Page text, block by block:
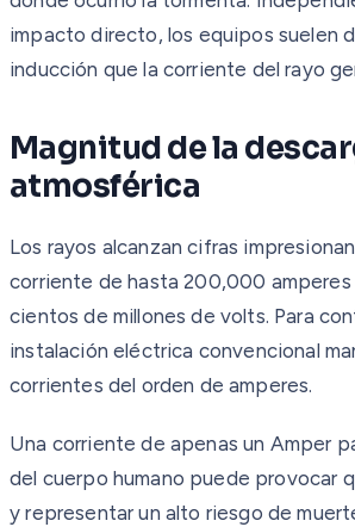
impacto directo, los equipos suelen
inducción que la corriente del rayo
Magnitud de la
atmosférica
Los rayos alcanzan cifras
corriente de hasta 200,000
cientos de millones de volts. Para
instalación eléctrica convencional
corrientes del orden de amperes.
Una corriente de apenas un Amper
del cuerpo humano puede provocar
y representar un alto riesgo de